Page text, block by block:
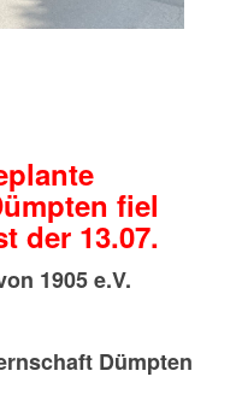
fiel
der 13.07.
1905 e.V.
Dümpten